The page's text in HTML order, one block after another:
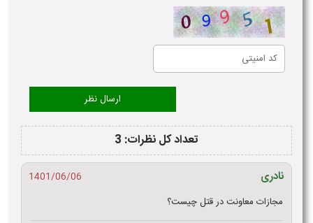
تعداد کل نظرات: 3
نادری
1401/06/06
مجازات معاونت در قتل چیست؟